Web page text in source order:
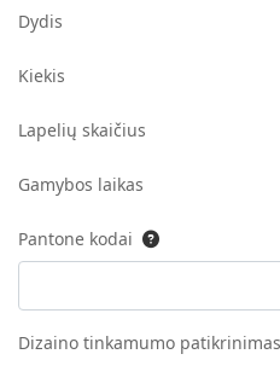
Dydis
Kiekis
Lapelių skaičius
Gamybos laikas
Pantone kodai
Dizaino tinkamumo patikrinimas